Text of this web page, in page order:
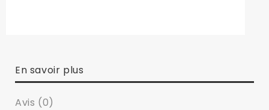
En savoir plus
Avis (0)